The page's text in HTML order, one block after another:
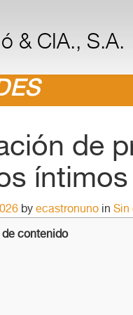
& CIA., S.A.
de
by ecastronuno in Sin
contenido